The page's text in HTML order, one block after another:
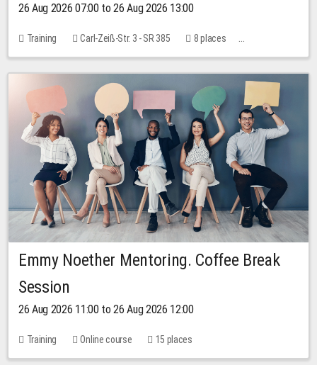
26 Aug 2026 07:00 to 26 Aug 2026 13:00
Training Carl-Zeiß-Str. 3 - SR 385
8 places
20.00 EUR
Emmy Noether Mentoring. Coffee Break
Session
26 Aug 2026 11:00 to 26 Aug 2026 12:00
Training Online course 15 places